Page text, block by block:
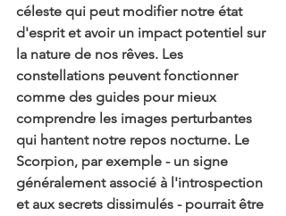
céleste qui peut modifier notre état
d'esprit et avoir un impact potentiel sur
la nature de nos rêves. Les
constellations peuvent fonctionner
comme des guides pour mieux
comprendre les images perturbantes
qui hantent notre repos nocturne. Le
Scorpion, par exemple - un signe
généralement associé à l'introspection
et aux secrets dissimulés - pourrait être